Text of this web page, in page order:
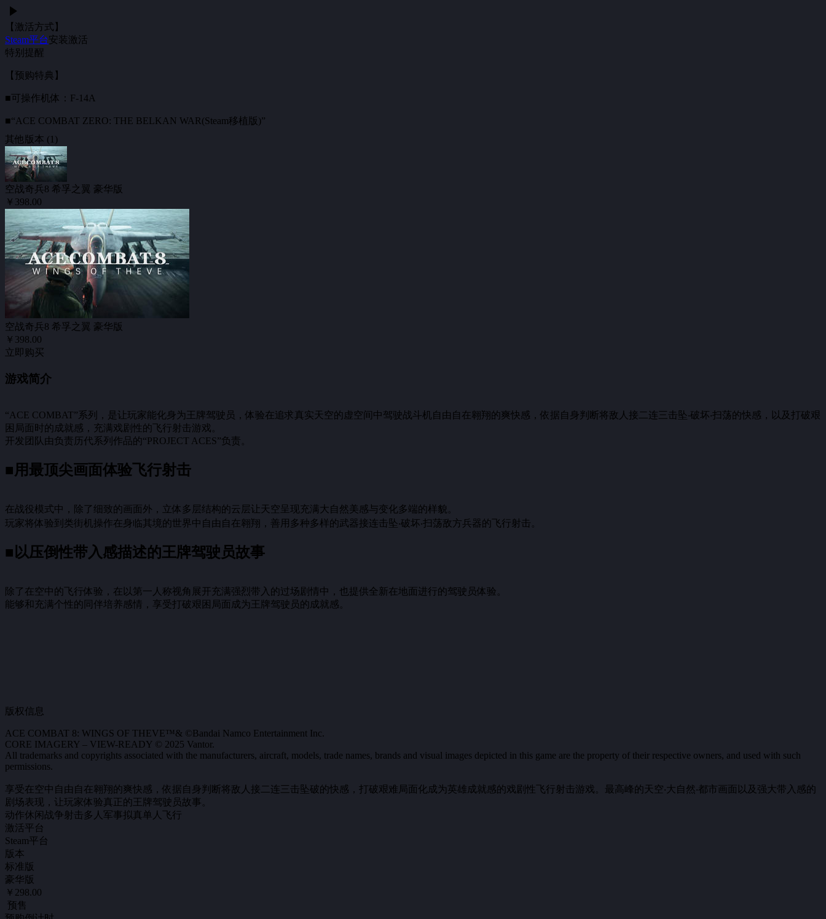
【激活方式】
Steam平台安装激活
特别提醒
【预购特典】
■可操作机体：F-14A
■“ACE COMBAT ZERO: THE BELKAN WAR(Steam移植版)”
※发布日期、内容、样式可能未经告知有部分变更。
※“ACE COMBAT ZERO: THE BELKAN WAR(Steam移植版)”以外的特典有可能于日后另行发布。
※“ACE COMBAT ZERO: THE BELKAN WAR(Steam移植版)”仅支援日文、英文、法文、意大利文、德文、西班牙文。
与游戏本体支援语言不同，购买时敬请注意。
其他版本 (1)
空战奇兵8 希孚之翼 豪华版
￥398.00
空战奇兵8 希孚之翼 豪华版
￥398.00
立即购买
游戏简介
“ACE COMBAT”系列，是让玩家能化身为王牌驾驶员，体验在追求真实天空的虚空间中驾驶战斗机自由自在翱翔的爽快感，依据自身判断将敌人接二连三击坠‧破坏‧扫荡的快感，以及打破艰
困局面时的成就感，充满戏剧性的飞行射击游戏。
开发团队由负责历代系列作品的“PROJECT ACES”负责。
■用最顶尖画面体验飞行射击
在战役模式中，除了细致的画面外，立体多层结构的云层让天空呈现充满大自然美感与变化多端的样貌。
玩家将体验到类街机操作在身临其境的世界中自由自在翱翔，善用多种多样的武器接连击坠‧破坏‧扫荡敌方兵器的飞行射击。
■以压倒性带入感描述的王牌驾驶员故事
除了在空中的飞行体验，在以第一人称视角展开充满强烈带入的过场剧情中，也提供全新在地面进行的驾驶员体验。
能够和充满个性的同伴培养感情，享受打破艰困局面成为王牌驾驶员的成就感。
版权信息
ACE COMBAT 8: WINGS OF THEVE™& ©Bandai Namco Entertainment Inc.
CORE IMAGERY – VIEW-READY © 2025 Vantor.
All trademarks and copyrights associated with the manufacturers, aircraft, models, trade names, brands and visual images depicted in this game are the property of their respective owners, and used with such
permissions.
享受在空中自由自在翱翔的爽快感，依据自身判断将敌人接二连三击坠破的快感，打破艰难局面化成为英雄成就感的戏剧性飞行射击游戏。最高峰的天空‧大自然‧都市画面以及强大带入感的
剧场表现，让玩家体验真正的王牌驾驶员故事。
动作休闲 战争射击多人 军事拟真 单人 飞行
激活平台
Steam平台
版本
标准版
豪华版
￥298.00
预售